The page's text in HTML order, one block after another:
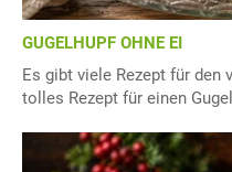
GUGELHUPF OHNE EI
Es gibt viele Rezept für den
tolles Rezept für einen